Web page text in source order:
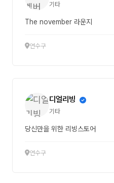
기타
The november 라운지
연수구
디얼리빙
기타
당신만을 위한 리빙스토어
연수구